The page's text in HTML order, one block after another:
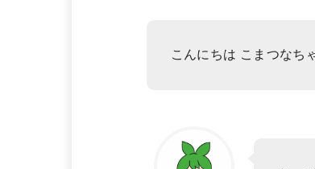
こんにちは こまつなち